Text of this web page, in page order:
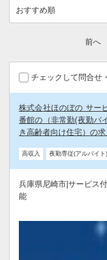
前へ
チェックして問合せ
株式会社ほのぼの サー
番館の（非常勤(夜勤バ
き高齢者向け住宅）の
高収入 夜勤専従(アルバイト)
兵庫県尼崎市|サービス
能